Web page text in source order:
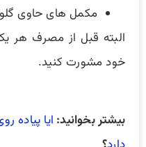
مکمل های حاوی
البته قبل از مصرف هر
خود مشورت کنید.
بیشتر بخوانید: ایا پیاده